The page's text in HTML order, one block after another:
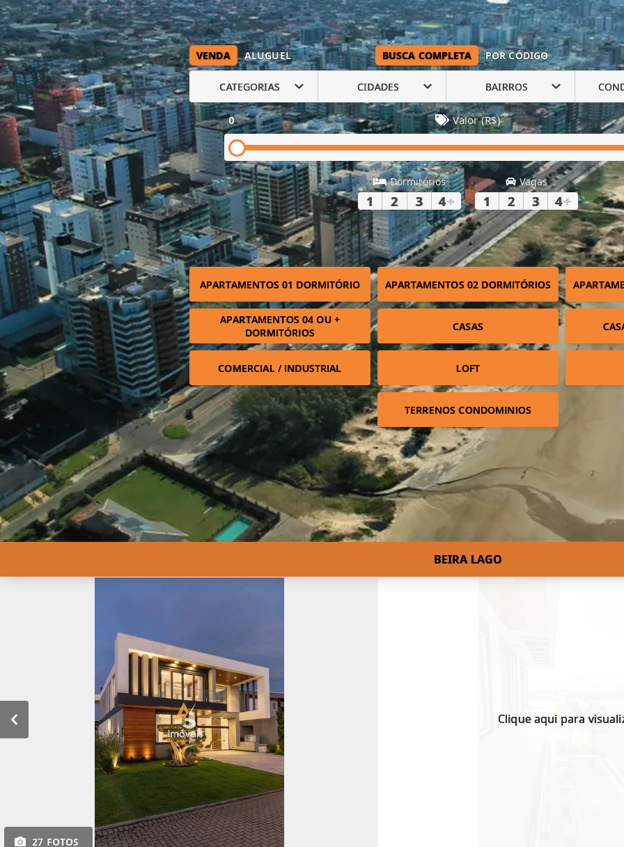
VENDA ALUGUEL BUSCA COMPLETA POR CÓDIGO
CATEGORIAS CIDADES BAIRROS
0 Valor (R$)
Dormitórios
1 2 3 4+
Vagas
1 2 3 4+
APARTAMENTOS 01 DORMITÓRIO APARTAMENTOS 02 DORMITÓRIOS
APARTAMENTOS 04 OU +
DORMITÓRIOS
CASAS
COMERCIAL / INDUSTRIAL LOFT
TERRENOS CONDOMINIOS
BEIRA LAGO
27 FOTOS
Clique aqui para